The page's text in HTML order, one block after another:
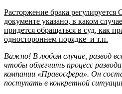
Расторжение брака
документе указано, в каком
придется обращаться в суд, как
одностороннем порядке и т.п.
Важно! В любом случае, развод
чтобы облегчить процесс
компании «Правосфера». Он
поступать в конкретной